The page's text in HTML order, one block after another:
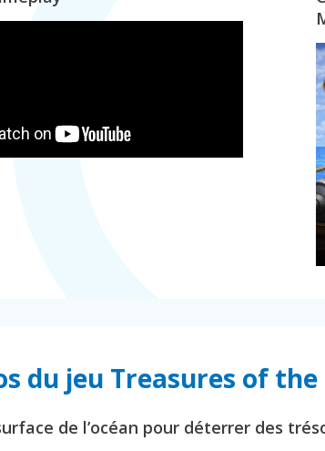
du jeu Treasures of the
de l’océan pour déterrer des